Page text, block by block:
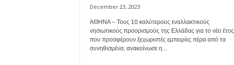
December 23, 2023
ΑΘΗΝΑ – Τους 10 καλύτερους εναλλακτικούς
νησιωτικούς προορισμούς της Ελλάδας για το νέο έτος
που προσφέρουν ξεχωριστές εμπειρίες πέρα από τα
συνηθισμένα, ανακοίνωσε η...